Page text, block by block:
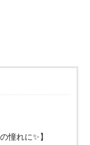
憧れに✨】